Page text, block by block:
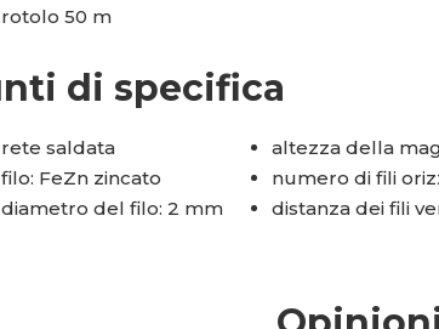
rotolo 50 m
di specifica
rete saldata
filo: FeZn zincato
diametro del filo: 2 mm
altezza della
numero di fili
distanza dei fili